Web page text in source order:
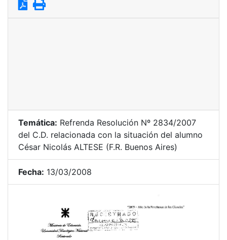
Temática: Refrenda Resolución Nº 2834/2007
del C.D. relacionada con la situación del alumno
César Nicolás ALTESE (F.R. Buenos Aires)
Fecha: 13/03/2008